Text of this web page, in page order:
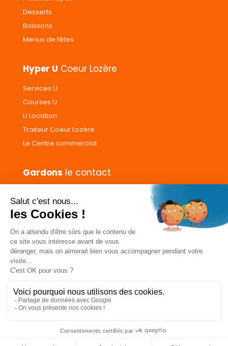
Desserts
Boissons
Menus de fêtes
Hyper U Coeur Lozère
Services U
Courses U
U Location
Traiteur Coeur Lozère
Le Centre commercial
Gardons le contact
Donnez votre avis
CGVs Livraison et paiement
Mentions légales
Confidentialité
Pour votre santé, ne grignotez pas entre les repas.
www.mangerbouger.fr